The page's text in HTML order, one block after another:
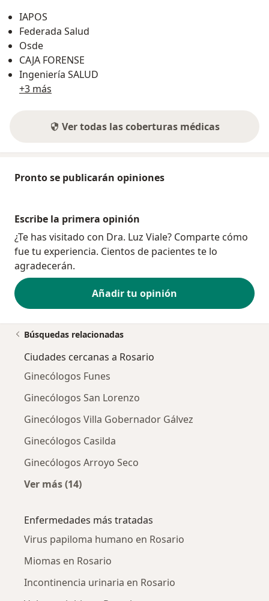
IAPOS
Federada Salud
Osde
CAJA FORENSE
Ingeniería SALUD
+3 más
Ver todas las coberturas médicas
Pronto se publicarán opiniones
Escribe la primera opinión
¿Te has visitado con Dra. Luz Viale? Comparte cómo
fue tu experiencia. Cientos de pacientes te lo
agradecerán.
Añadir tu opinión
Búsquedas relacionadas
Ciudades cercanas a Rosario
Ginecólogos Funes
Ginecólogos San Lorenzo
Ginecólogos Villa Gobernador Gálvez
Ginecólogos Casilda
Ginecólogos Arroyo Seco
Ver más (14)
Enfermedades más tratadas
Virus papiloma humano en Rosario
Miomas en Rosario
Incontinencia urinaria en Rosario